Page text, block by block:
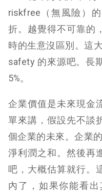
riskfree（無風險）
折。越覺得不可靠的
時的生意沒區別。這
safety 的來源吧。長
5%。
企業價值是未來現金
單來講，假設先不談
個企業的未來。企業
淨利潤之和。然後再
吧，大概估算就行。
內了，如果你能看